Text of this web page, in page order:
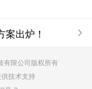
案出炉！
有限公司版权所有
供技术支持